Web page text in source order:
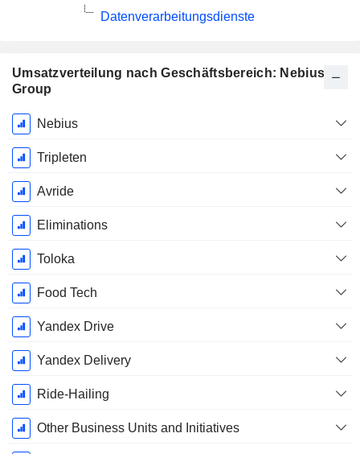
Umsatzverteilung nach Geschäftsbereich: Nebius
Group
Ende d.
Geschäftsjahres:
Dezember
Nebius
Tripleten
Avride
Eliminations
Toloka
Food Tech
Yandex Drive
Yandex Delivery
Ride-Hailing
Other Business Units and Initiatives
Datenverarbeitungsdienste